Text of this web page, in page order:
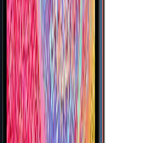
A04 - 64 GB - Beyaz
A13 - 64 GB - Siyah